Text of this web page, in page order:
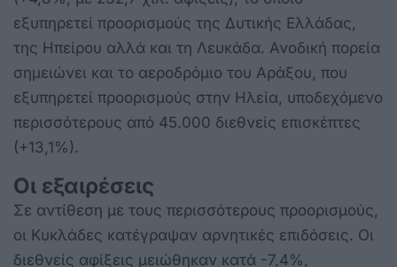
εξυπηρετεί προορισμούς της Δυτικής Ελλάδας,
της Ηπείρου αλλά και τη Λευκάδα. Ανοδική πορεία
σημειώνει και το αεροδρόμιο του Αράξου, που
εξυπηρετεί προορισμούς στην Ηλεία, υποδεχόμενο
περισσότερους από 45.000 διεθνείς επισκέπτες
(+13,1%).
Οι εξαιρέσεις
Σε αντίθεση με τους περισσότερους προορισμούς,
οι Κυκλάδες κατέγραψαν αρνητικές επιδόσεις. Οι
διεθνείς αφίξεις μειώθηκαν κατά -7,4%,